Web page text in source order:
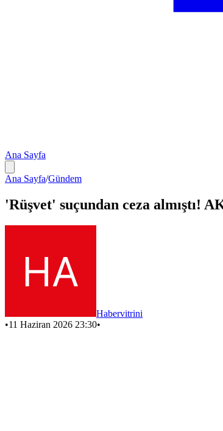
Ana Sayfa
Ana Sayfa/Gündem
'Rüşvet' suçundan ceza almıştı!
Habervitrini
•11 Haziran 2026 23:30•